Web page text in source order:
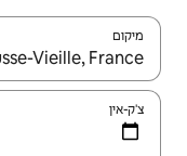
לנווט עם מקשי החיצים